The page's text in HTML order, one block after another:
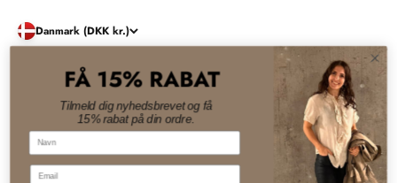
Danmark (DKK kr.)
© 2026, Damernes Outlet. Drevet af Shopify
FÅ 15% RABAT
Tilmeld dig nyhedsbrevet og få
15% rabat på din ordre.
Navn